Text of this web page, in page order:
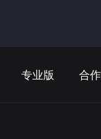
专业版 合